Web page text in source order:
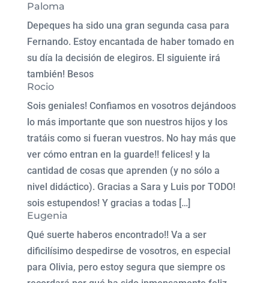
Paloma
Depeques ha sido una gran segunda casa para
Fernando. Estoy encantada de haber tomado en
su día la decisión de elegiros. El siguiente irá
también! Besos
Rocio
Sois geniales! Confiamos en vosotros dejándoos
lo más importante que son nuestros hijos y los
tratáis como si fueran vuestros. No hay más que
ver cómo entran en la guarde!! felices! y la
cantidad de cosas que aprenden (y no sólo a
nivel didáctico). Gracias a Sara y Luis por TODO!
sois estupendos! Y gracias a todas […]
Eugenia
Qué suerte haberos encontrado!! Va a ser
dificilísimo despedirse de vosotros, en especial
para Olivia, pero estoy segura que siempre os